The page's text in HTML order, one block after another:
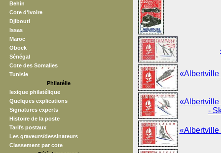
Behin
Cote d'ivoire
Djibouti
Issas
Maroc
Obock
Sénégal
Cote des Somalies
Tunisie
Philatélie
lexique philatélique
Quelques explications
Signatures experts
Histoire de la poste
Tarifs postaux
Les graveurs/dessinateurs
Classement par cote
«Albertville
«Albertville
-
«Albertville